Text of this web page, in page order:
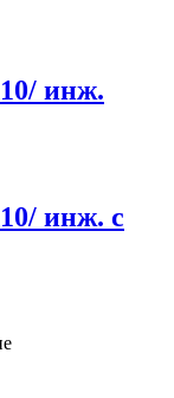
инж.
инж. с